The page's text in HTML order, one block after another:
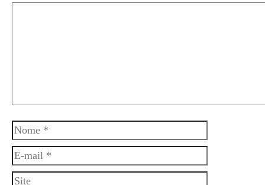
Nome
mail